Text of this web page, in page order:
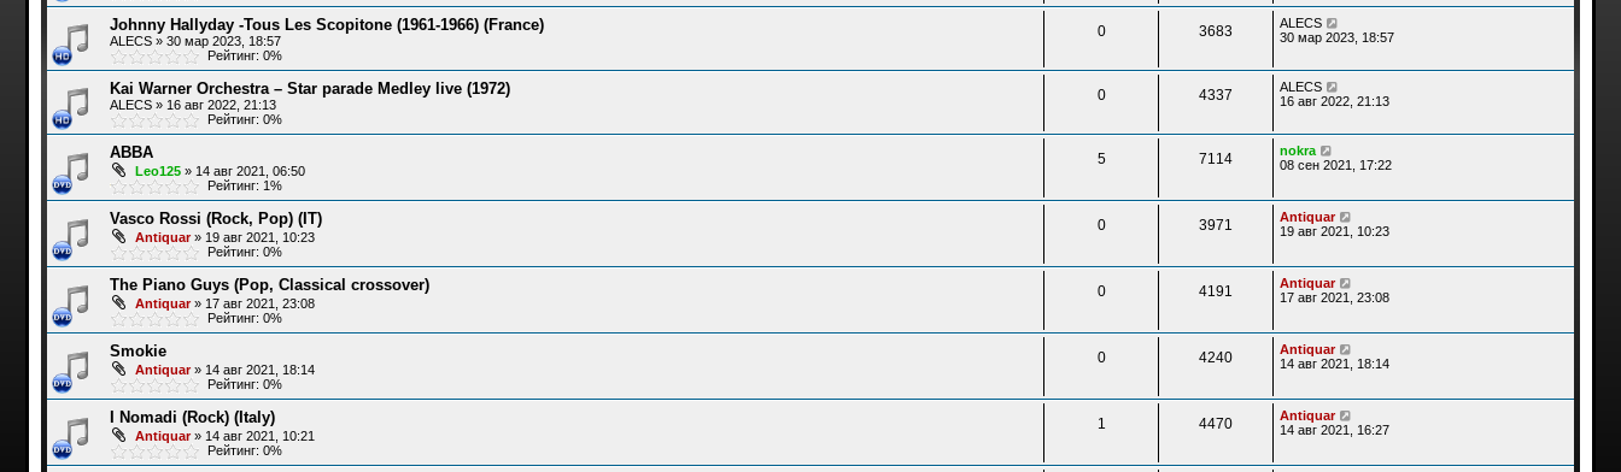
Johnny Hallyday -Tous Les Scopitone (1961-1966) (France)
ALECS» 30 мар 2023, 18:57
Рейтинг: 0%
0 3683
ALECS
30 мар 2023, 18:57
Kai Warner Orchestra – Star parade Medley live (1972)
ALECS» 16 авг 2022, 21:13
Рейтинг: 0%
0 4337
ALECS
16 авг 2022, 21:13
ABBA
Leo125» 14 авг 2021, 06:50
Рейтинг: 1%
5 7114
nokra
08 сен 2021, 17:22
Vasco Rossi (Rock, Pop) (IT)
Antiquar» 19 авг 2021, 10:23
Рейтинг: 0%
0 3971
Antiquar
19 авг 2021, 10:23
The Piano Guys (Pop, Classical crossover)
Antiquar» 17 авг 2021, 23:08
Рейтинг: 0%
0 4191
Antiquar
17 авг 2021, 23:08
Smokie
Antiquar» 14 авг 2021, 18:14
Рейтинг: 0%
0 4240
Antiquar
14 авг 2021, 18:14
I Nomadi (Rock) (Italy)
Antiquar» 14 авг 2021, 10:21
Рейтинг: 0%
1 4470
Antiquar
14 авг 2021, 16:27